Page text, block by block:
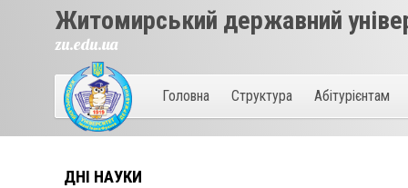
Житомирський державний
zu.edu.ua
Головна Структура Абітурієнтам
ДНІ НАУКИ